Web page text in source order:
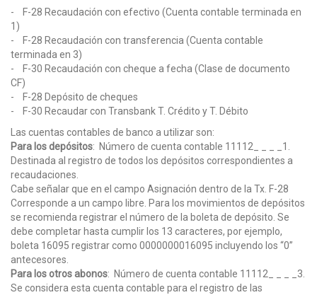
- F-28 Recaudación con efectivo (Cuenta contable terminada en
1)
- F-28 Recaudación con transferencia (Cuenta contable
terminada en 3)
- F-30 Recaudación con cheque a fecha (Clase de documento
CF)
- F-28 Depósito de cheques
- F-30 Recaudar con Transbank T. Crédito y T. Débito
Las cuentas contables de banco a utilizar son:
Para los depósitos: Número de cuenta contable 11112_ _ _ _1.
Destinada al registro de todos los depósitos correspondientes a
recaudaciones.
Cabe señalar que en el campo Asignación dentro de la Tx. F-28
Corresponde a un campo libre. Para los movimientos de depósitos
se recomienda registrar el número de la boleta de depósito. Se
debe completar hasta cumplir los 13 caracteres, por ejemplo,
boleta 16095 registrar como 0000000016095 incluyendo los “0”
antecesores.
Para los otros abonos: Número de cuenta contable 11112_ _ _ _3.
Se considera esta cuenta contable para el registro de las